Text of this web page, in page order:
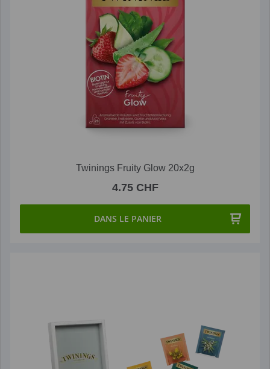
Twinings Fruity Glow 20x2g
4.75 CHF
DANS LE PANIER